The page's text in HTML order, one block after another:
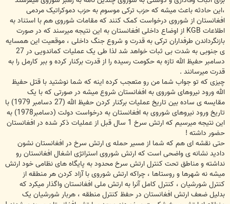
،این حادثه باعث میشه که حزب ترکی موسوم به حزب دموکراتیک مردمی
افغانستان از شوروی درخواست کمک کنند که مقامات شوروی هم با استناد به
اطلاعات KGB از اوضاع داخلی افغانستان به این نتیجه میرسند که در صورت
بازنگرداندن طرفداران ترکی به قدرت و شروع جنگ داخلی ، موقعیت این همسایه
ی جنوبی به شدت بی ثبات خواهد شد لذا طی یک عملیات کماندویی در 27
دسامبر حفیظ الله تازه به حکومت رسیده را از قدرت برکنار کرده و ببر کارمل را به
قدرت میرسانند .
چیزی که تو جواب شما من رو متعجب کرده اینه که شما نوشتید با قتل حفیظ
الله ورود نیروهای شوروی به افغانستان شروع میشه در صورتی که با یک
مقایسه ی ساده بین تاریخ عملیات برکنار کردن حفیظ الله (27 دسامبر 1979) با
تاریخ ورود نیروهای شوروی به افغانستان به درخواست دولت (دسامبر1978) به
این نتیجه میرسیم که ارتش سرخ 1 سال قبل از عملیات ذکر شده در افغانستان
حضور داشته !
حتی نقشه ای هم که شما از مسیر حمله ی ارتش سرخ در افغانستان نشون
دادید نشانه ی واضحی است که ارتش شوروی استراتژی اشغال افغانستان رو
نداشته و مناطق تحت کنترل ارتش سرخ محدود به پایگاه های نظامی خود ارتش
میشه نه شهرها و روستاها ، چراکه ارتش شوروی با آزاد کردن هر منطقه از
کنترل شورشیان ، کنترل کامل آنرا به ارتش ملی افغانستان واگذار میکرد که
بدلیل ضعف ارتش افغانستان در حفظ کنترل منطقه ، هربار شورشیان یک